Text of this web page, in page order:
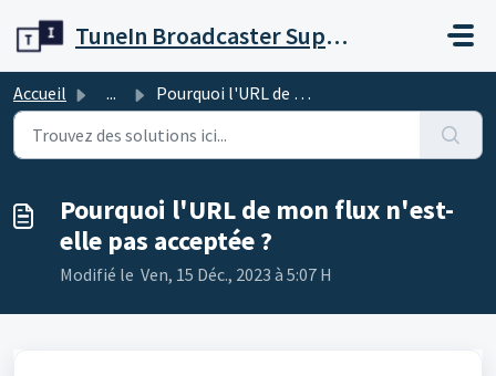
TuneIn Broadcaster Support
Accueil ... Pourquoi l'URL de mon flux n'est-elle pas acceptée ?
Pourquoi l'URL de mon flux n'est-
elle pas acceptée ?
Modifié le Ven, 15 Déc., 2023 à 5:07 H